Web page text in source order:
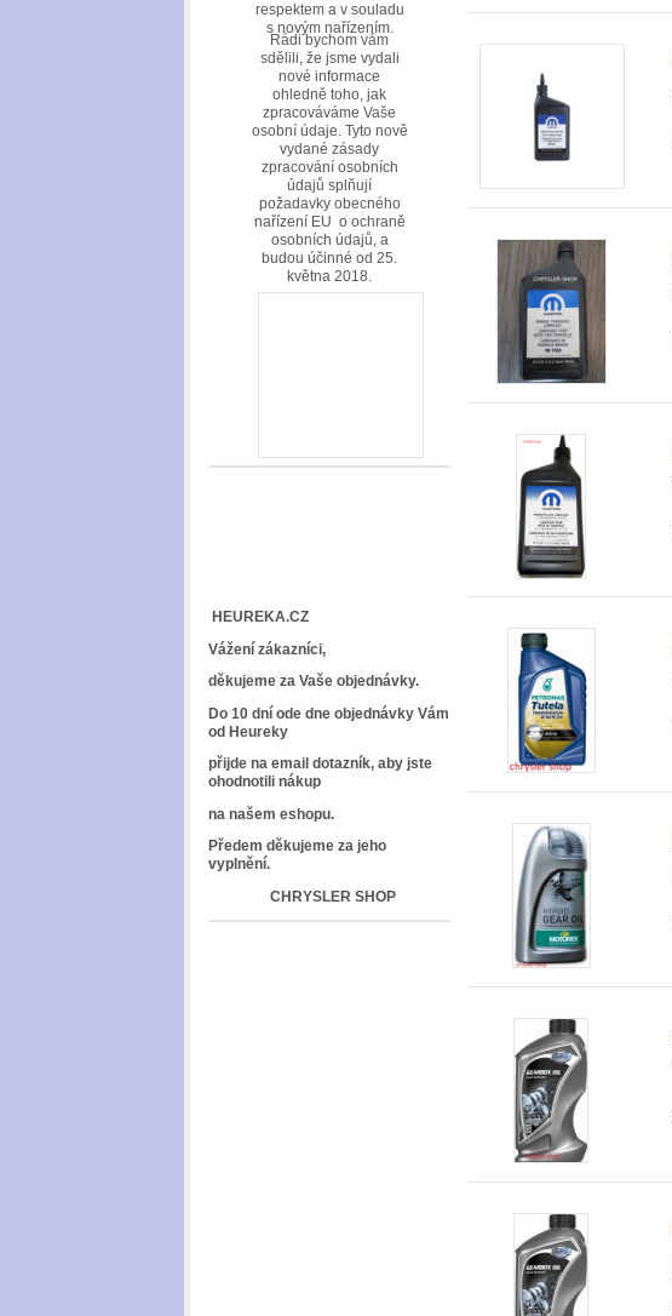
respektem a v souladu
s novým nařízením.
Rádi bychom vám
sdělili, že jsme vydali
nové informace
ohledně toho, jak
zpracováváme Vaše
osobní údaje. Tyto nově
vydané zásady
zpracování osobních
údajů splňují
požadavky obecného
nařízení EU o ochraně
osobních údajů, a
budou účinné od 25.
května 2018.
HEUREKA.CZ
Vážení zákazníci,
děkujeme za Vaše objednávky.
Do 10 dní ode dne objednávky Vám
od Heureky
přijde na email dotazník, aby jste
ohodnotili nákup
na našem eshopu.
Předem děkujeme za jeho
vyplnění.
CHRYSLER SHOP